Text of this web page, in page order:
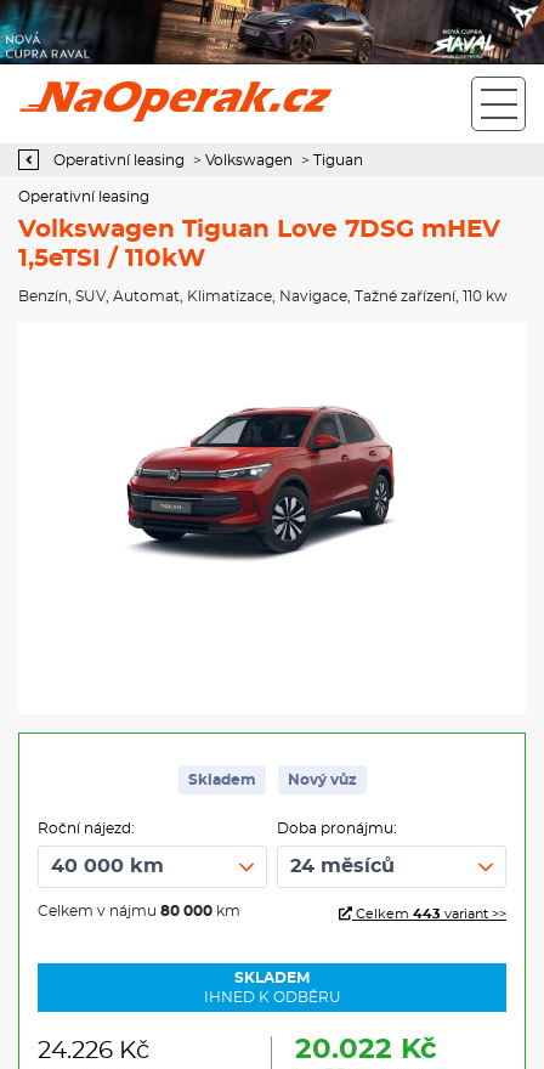
Operativní leasing Volkswagen Tiguan Love 7DSG mHEV 1,5eTSI /
Operativní leasing > Volkswagen > Tiguan
Operativní leasing
Volkswagen Tiguan Love 7DSG mHEV
1,5eTSI / 110kW
Benzín SUV, Automat Klimatizace Navigace Tažné zařízení, 110 kw
Skladem Nový vůz
Roční nájezd:
Celkem v nájmu 80 000 km
Doba pronájmu:
Celkem 443 variant >>
SKLADEM
IHNED K ODBĚRU
24.226 Kč 20.022 Kč